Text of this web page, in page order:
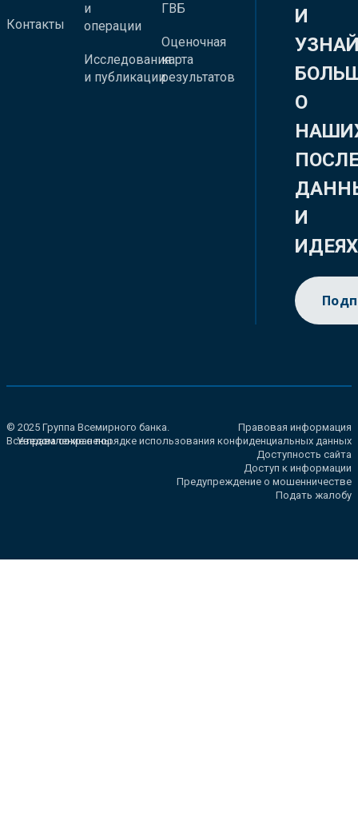
Контакты
и
операции
Исследования
и публикации
ГВБ
Оценочная
карта
результатов
И
О
И
ИДЕЯХ
© 2025 Группа Всемирного банка.
Все права сохранены.
Правовая информация
Уведомление о порядке использования конфиденциальных данных
Доступность сайта
Доступ к информации
Предупреждение о мошенничестве
Подать жалобу